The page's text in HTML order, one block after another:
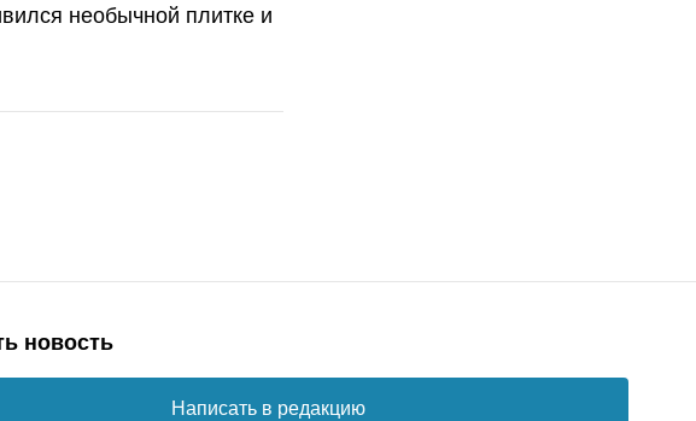
необычной плитке и
новость
Написать в редакцию